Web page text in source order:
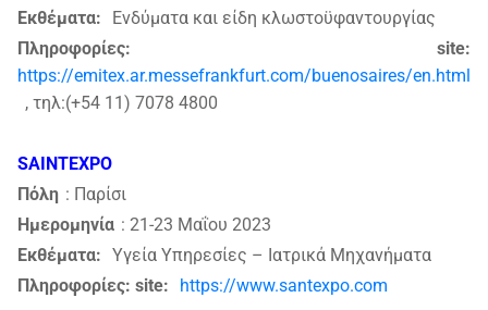
Εκθέματα:
Ενδύματα και είδη κλωστοϋφαντουργίας
Πληροφορίες: site:
https://emitex.ar.messefrankfurt.com/buenosaires/en.html
, τηλ:(+54 11) 7078 4800
SAINTEXPO
Πόλη : Παρίσι
Ημερομηνία : 21-23 Μαΐου 2023
Εκθέματα: Υγεία Υπηρεσίες – Ιατρικά Μηχανήματα
Πληροφορίες: site:
https://www.santexpo.com